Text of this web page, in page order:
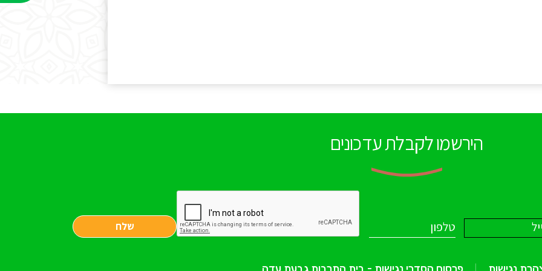
הירשמו לקבלת עדכונים
שלח
נגישות פרסום הסדרי נגישות - בית התרבות גבעת עדה